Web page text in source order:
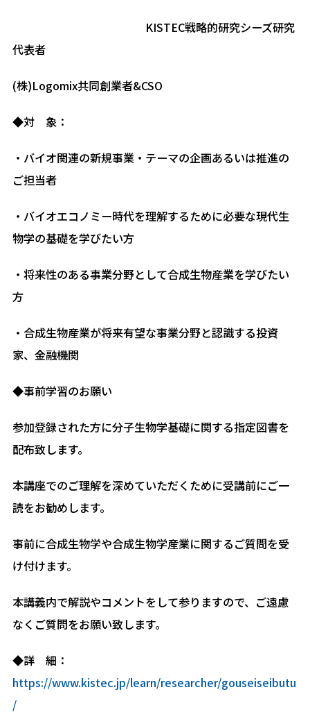
KISTEC戦略的研究シーズ研究
代表者
(株)Logomix共同創業者&CSO
◆対 象：
・バイオ関連の新規事業・テーマの企画あるいは推進の
ご担当者
・バイオエコノミー時代を理解するために必要な現代生
物学の基礎を学びたい方
・将来性のある事業分野として合成生物産業を学びたい
方
・合成生物産業が将来有望な事業分野と認識する投資
家、金融機関
◆事前学習のお願い
参加登録された方に分子生物学基礎に関する指定図書を
配布致します。
本講座でのご理解を深めていただくために受講前にご一
読をお勧めします。
事前に合成生物学や合成生物学産業に関するご質問を受
け付けます。
本講義内で解説やコメントをして参りますので、ご遠慮
なくご質問をお願い致します。
◆詳 細：
https://www.kistec.jp/learn/researcher/gouseiseibutu
/